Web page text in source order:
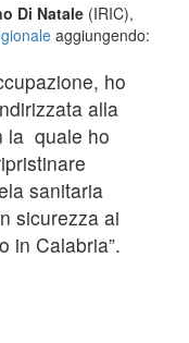
Di Natale (IRIC),
aggiungendo:
ho
alla
la quale ho
sanitaria
sicurezza ai
in Calabria”.